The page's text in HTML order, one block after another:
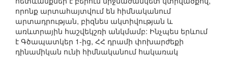
որոնք արտահայտվում են հիմնականում
արտադրության, բիզնես ակտիվության և
առևտրային հաշվեկշռի անկմամբ: Ինչպես երևում
է Գծապատկեր 1-ից, ՀՀ դրամի փոխարժեքի
դինամիկան ունի հիմնականում հակառակ